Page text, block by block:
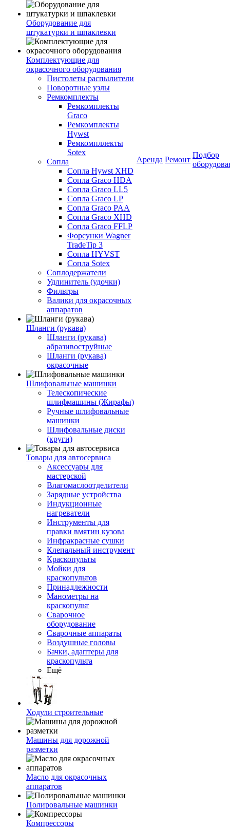
Оборудование для
штукатурки и шпаклевки
Комплектующие для
окрасочного оборудования
Пистолеты распылители
Поворотные узлы
Ремкомплекты
Ремкомплекты
Graco
Ремкомплекты
Hywst
Ремкомпллекты
Sotex
Сопла
Сопла Hywst XHD
Сопла Graco HDA
Сопла Graco LL5
Сопла Graco LP
Сопла Graco PAA
Сопла Graco XHD
Сопла Graco FFLP
Форсунки Wagner
TradeTip 3
Сопла HYVST
Сопла Sotex
Соплодержатели
Удлинитель (удочки)
Фильтры
Валики для окрасочных
аппаратов
Шланги (рукава)
Шланги (рукава)
абразивоструйные
Шланги (рукава)
окрасочные
Шлифовальные машинки
Телескопические
шлифмашины (Жирафы)
Ручные шлифовальные
машинки
Шлифовальные диски
(круги)
Товары для автосервиса
Аксессуары для
мастерской
Влагомаслоотделители
Зарядные устройства
Индукционные
нагреватели
Инструменты для
правки вмятин кузова
Инфракрасные сушки
Клепальный инструмент
Краскопульты
Мойки для
краскопультов
Принадлежности
Манометры на
краскопульт
Сварочное
оборудование
Сварочные аппараты
Воздушные головы
Бачки, адаптеры для
краскопульта
Ещё
Ходули строительные
Машины для дорожной
разметки
Масло для окрасочных
аппаратов
Полировальные машинки
Компрессоры
Аренда Ремонт
Подбор